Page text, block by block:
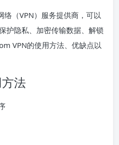
（VPN）服务提供商，可以
护隐私、加密传输数据、解锁
VPN的使用方法、优缺点以
法